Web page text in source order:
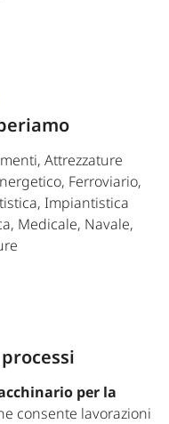
Attrezzature
Ferroviario,
Impiantistica
Medicale, Navale,
per la
consente lavorazioni